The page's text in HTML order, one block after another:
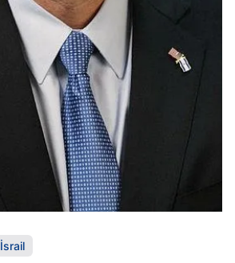
İsrail